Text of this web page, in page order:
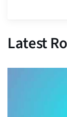
Latest